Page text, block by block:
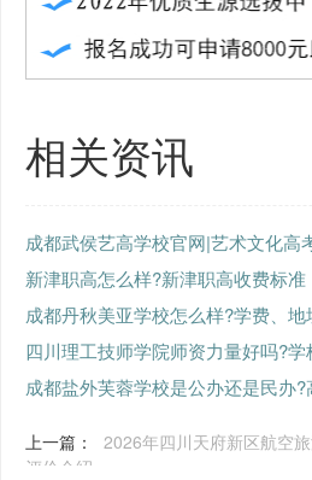
相关资讯
成都武侯艺高学校官网|艺术文化高
新津职高怎么样?新津职高收费标准
成都丹秋美亚学校怎么样?学费、地
四川理工技师学院师资力量好吗?学
成都盐外芙蓉学校是公办还是民办?
上一篇：
2026年四川天府新区航空
评价介绍